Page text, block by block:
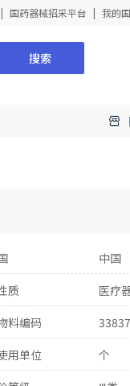
国药器械招采平台 我的
搜索
中国
质
医疗
料编码
用单位
个